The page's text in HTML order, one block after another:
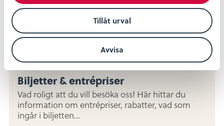
Tillåt urval
Avvisa
Biljetter & entrépriser
Vad roligt att du vill besöka oss! Här hittar du
information om entrépriser, rabatter, vad som
ingår i biljetten...